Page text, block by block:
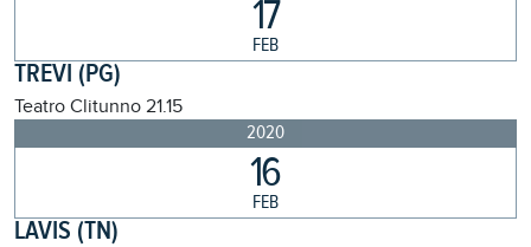
17
FEB
TREVI (PG)
Teatro Clitunno 21.15
2020
16
FEB
LAVIS (TN)